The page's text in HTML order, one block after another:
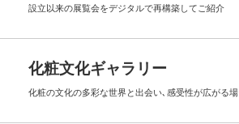
設立以来の展覧会をデジタルで再構築してご紹介
化粧文化ギャラリー
化粧の文化の多彩な世界と出会い､ 感受性が広がる場